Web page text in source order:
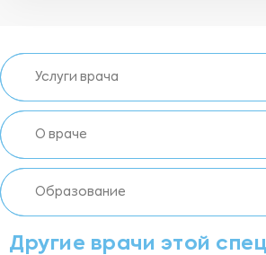
Услуги врача
О враче
Образование
Другие врачи этой